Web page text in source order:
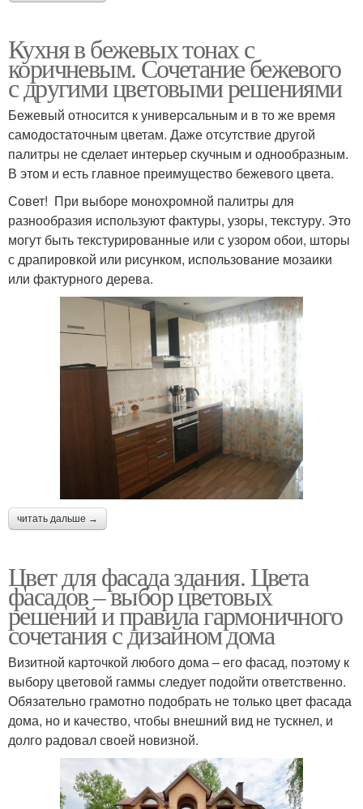
Кухня в бежевых тонах с
коричневым. Сочетание бежевого
с другими цветовыми решениями
Бежевый относится к универсальным и в то же время
самодостаточным цветам. Даже отсутствие другой
палитры не сделает интерьер скучным и однообразным.
В этом и есть главное преимущество бежевого цвета.
Совет! При выборе монохромной палитры для
разнообразия используют фактуры, узоры, текстуру. Это
могут быть текстурированные или с узором обои, шторы
с драпировкой или рисунком, использование мозаики
или фактурного дерева.
читать дальше →
Цвет для фасада здания. Цвета
фасадов – выбор цветовых
решений и правила гармоничного
сочетания с дизайном дома
Визитной карточкой любого дома – его фасад, поэтому к
выбору цветовой гаммы следует подойти ответственно.
Обязательно грамотно подобрать не только цвет фасада
дома, но и качество, чтобы внешний вид не тускнел, и
долго радовал своей новизной.